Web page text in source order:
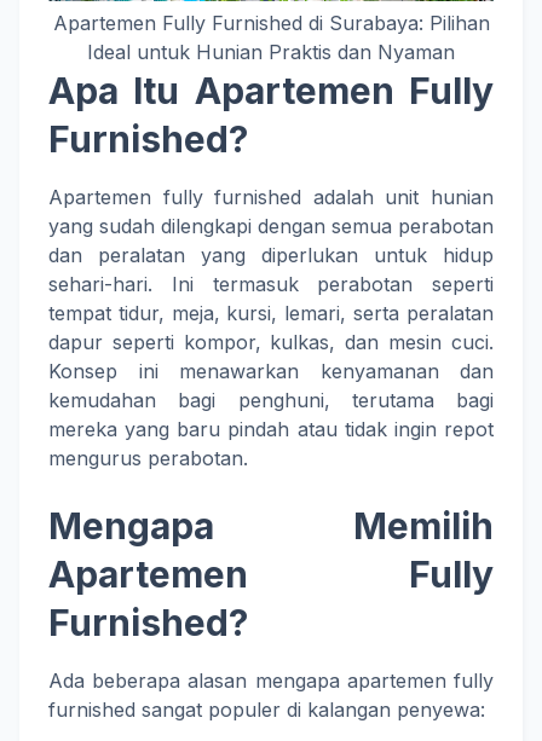
Apartemen Fully Furnished di Surabaya: Pilihan
Ideal untuk Hunian Praktis dan Nyaman
Apa Itu Apartemen Fully
Furnished?
Apartemen fully furnished adalah unit hunian
yang sudah dilengkapi dengan semua perabotan
dan peralatan yang diperlukan untuk hidup
sehari-hari. Ini termasuk perabotan seperti
tempat tidur, meja, kursi, lemari, serta peralatan
dapur seperti kompor, kulkas, dan mesin cuci.
Konsep ini menawarkan kenyamanan dan
kemudahan bagi penghuni, terutama bagi
mereka yang baru pindah atau tidak ingin repot
mengurus perabotan.
Mengapa Memilih
Apartemen Fully
Furnished?
Ada beberapa alasan mengapa apartemen fully
furnished sangat populer di kalangan penyewa: